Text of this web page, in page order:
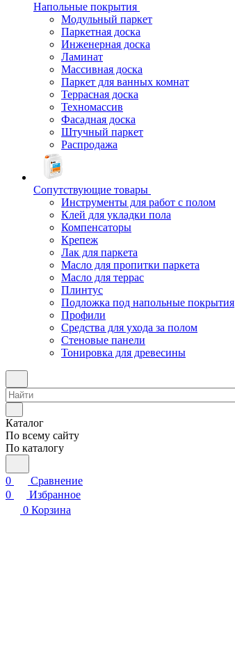
Напольные покрытия
Модульный паркет
Паркетная доска
Инженерная доска
Ламинат
Массивная доска
Паркет для ванных комнат
Террасная доска
Техномассив
Фасадная доска
Штучный паркет
Распродажа
Сопутствующие товары
Инструменты для работ с полом
Клей для укладки пола
Компенсаторы
Крепеж
Лак для паркета
Масло для пропитки паркета
Масло для террас
Плинтус
Подложка под напольные покрытия
Профили
Средства для ухода за полом
Стеновые панели
Тонировка для древесины
Каталог
По всему сайту
По каталогу
0
Сравнение
0
Избранное
0 Корзина